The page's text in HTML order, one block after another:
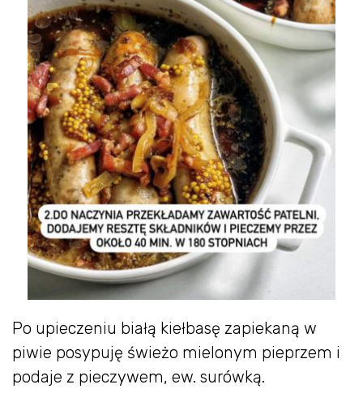
Po upieczeniu białą kiełbasę zapiekaną w
piwie posypuję świeżo mielonym pieprzem i
podaje z pieczywem, ew. surówką.